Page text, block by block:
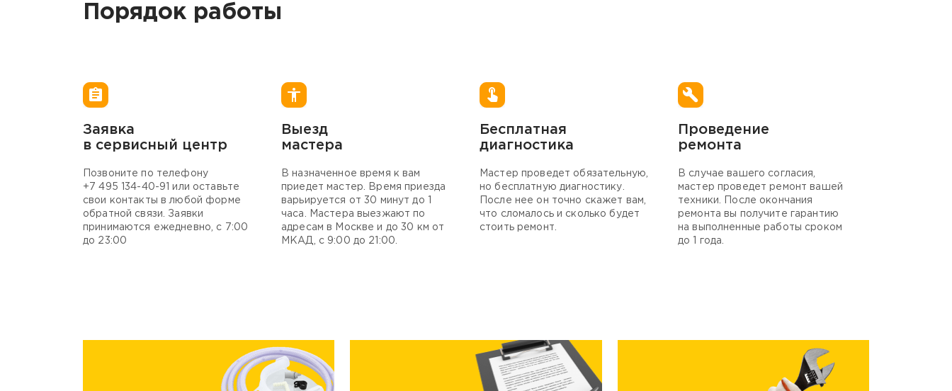
Порядок работы
Заявка
в сервисный центр
Позвоните по телефону
+7 495 134-40-91 или оставьте
свои контакты в любой форме
обратной связи. Заявки
принимаются ежедневно, с 7:00
до 23:00
Выезд
мастера
В назначенное время к вам
приедет мастер. Время приезда
варьируется от 30 минут до 1
часа. Мастера выезжают по
адресам в Москве и до 30 км от
МКАД, с 9:00 до 21:00.
Бесплатная
диагностика
Мастер проведет обязательную,
но бесплатную диагностику.
После нее он точно скажет вам,
что сломалось и сколько будет
стоить ремонт.
Проведение
ремонта
В случае вашего согласия,
мастер проведет ремонт вашей
техники. После окончания
ремонта вы получите гарантию
на выполненные работы сроком
до 1 года.